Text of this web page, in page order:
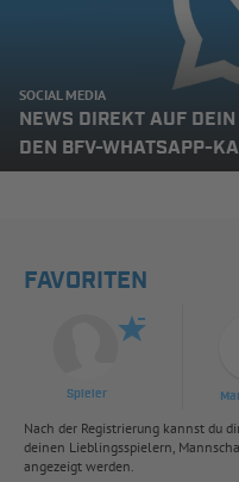
SOCIAL MEDIA
NEWS DIREKT AUF
DEN BFV-WHATSAPP-
FAVORITEN
Spieler
Nach der Registrierung kannst du
deinen Lieblingsspielern,
angezeigt werden.